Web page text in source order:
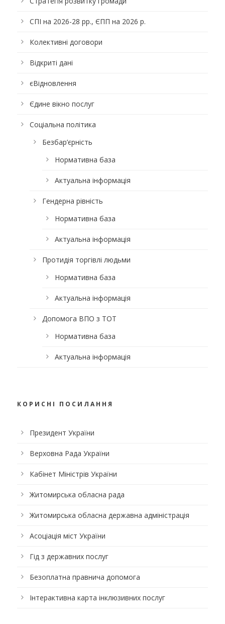
СПІ на 2026-28 рр., ЄПП на 2026 р.
Колективні договори
Відкриті дані
єВідновлення
Єдине вікно послуг
Соціальна політика
Безбар’єрність
Нормативна база
Актуальна інформація
Гендерна рівність
Нормативна база
Актуальна інформація
Протидія торгівлі людьми
Нормативна база
Актуальна інформація
Допомога ВПО з ТОТ
Нормативна база
Актуальна інформація
КОРИСНІ ПОСИЛАННЯ
Президент України
Верховна Рада України
Кабінет Міністрів України
Житомирська обласна рада
Житомирська обласна державна адміністрація
Асоціація міст України
Гід з державних послуг
Безоплатна правнича допомога
Інтерактивна карта інклюзивних послуг